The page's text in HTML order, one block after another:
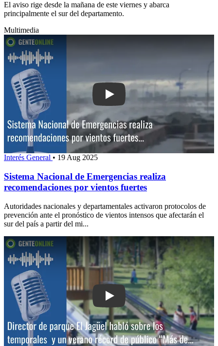
El aviso rige desde la mañana de este viernes y abarca
principalmente el sur del departamento.
Multimedia
Play: Sistema Nacional de
Interés General • 19 Aug 2025
Sistema Nacional de Emergencias realiza
recomendaciones por vientos fuertes
Autoridades nacionales y departamentales activaron protocolos de
prevención ante el pronóstico de vientos intensos que afectarán el
sur del país a partir del mi...